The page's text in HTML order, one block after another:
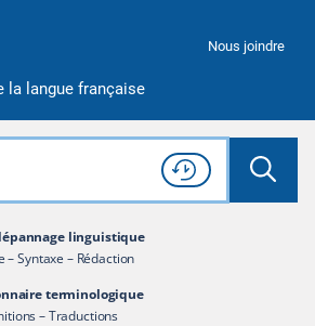
la langue française
Nous joindre
Rechercher dans tout le site
Lancer
Consulter l'
Historique
de recherche
linguistique
Syntaxe – Rédaction
terminologique
– Traductions
terminologique